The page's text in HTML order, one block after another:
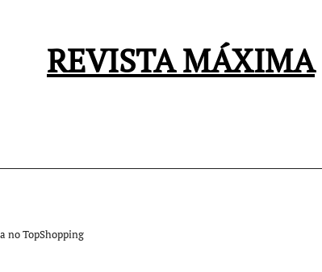
REVISTA MÁXIMA
no TopShopping